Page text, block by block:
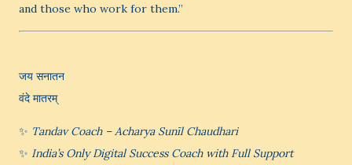
and those who work for them.”
जय सनातन
वंदे मातरम्
✨ Tandav Coach – Acharya Sunīl Chaudhari
✨ India’s Only Digital Success Coach with Full Support